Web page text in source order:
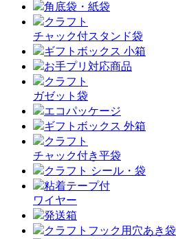
角底袋・紙袋
クラフト
チャック付スタンド袋
ギフトボックス 小箱
お手プリ対応商品
クラフト
ガゼット袋
エコパッケージ
ギフトボックス 外箱
クラフト
チャック付き平袋
クラフト シール・袋
粘着テープ付
ワイヤー
発送箱
クラフトフック用穴あき袋